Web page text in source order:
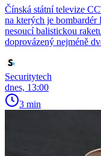
Čínská státní televize
na kterých je
nesoucí balistickou
doprovázený nejméně
Securitytech
dnes, 13:00
3 min